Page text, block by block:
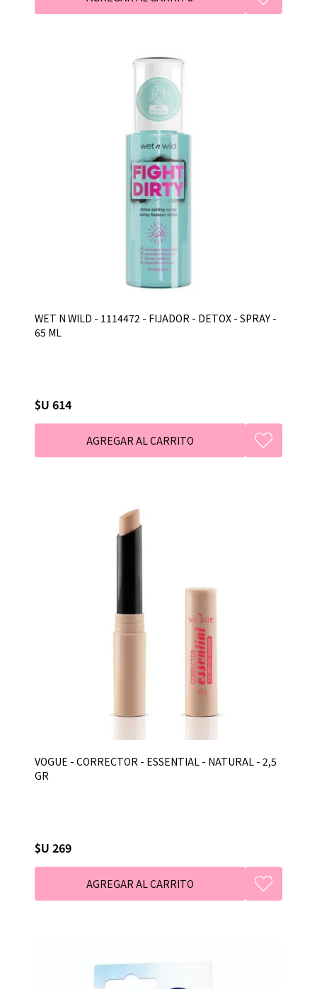
WET N WILD - 1114472 - FIJADOR - DETOX - SPRAY -
65 ML
$U 614
VOGUE - CORRECTOR - ESSENTIAL - NATURAL - 2,5
GR
$U 269